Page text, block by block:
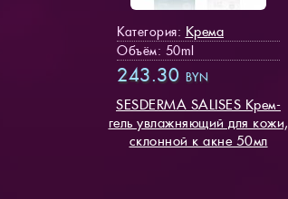
Категория: Крема
Объём: 50ml
243.30 BYN
SESDERMA SALISES Крем-
гель увлажняющий для кожи,
склонной к акне 50мл